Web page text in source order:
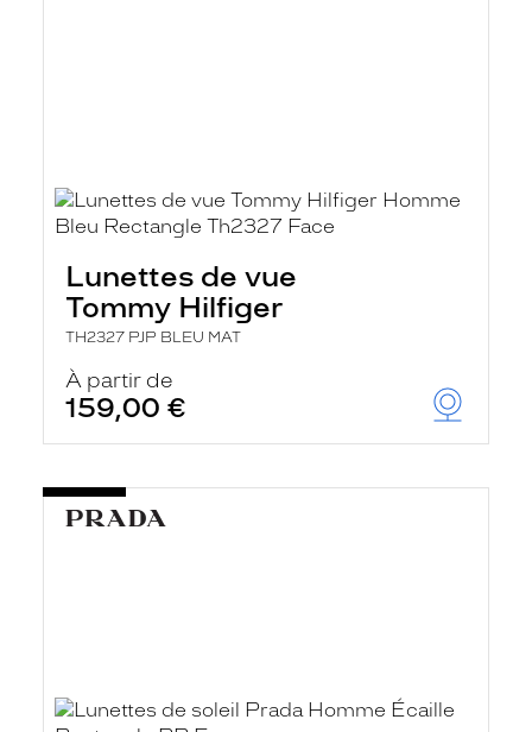
Lunettes de vue
Tommy Hilfiger
TH2327 PJP BLEU MAT
À partir de
159,00 €